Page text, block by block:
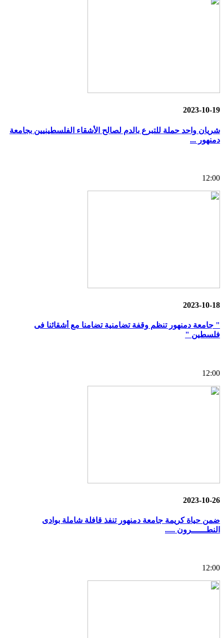
2023-10-19
شريان واحد حملة للتبرع بالدم لصالح الأشقاء الفلسطينيين بجامعة
دمنهور ...
12:00
2023-10-18
" جامعة دمنهور تنظم وقفة تضامنية تضامنا مع أشقائنا فى
فلسطين "
12:00
2023-10-26
ضمن حياة كريمة جامعة دمنهور تنفذ قافلة شاملة بوادى
النطــــــرون .....
12:00